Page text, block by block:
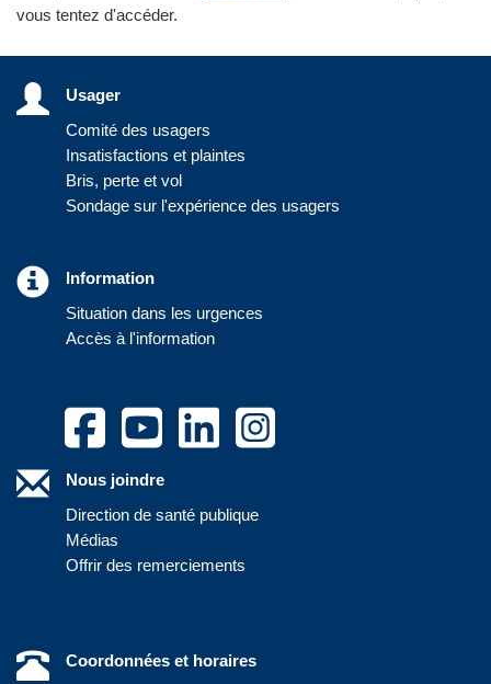
vous tentez d'accéder.
Usager
Comité des usagers
Insatisfactions et plaintes
Bris, perte et vol
Sondage sur l'expérience des usagers
Information
Situation dans les urgences
Accès à l'information
Nous joindre
Direction de santé publique
Médias
Offrir des remerciements
Coordonnées et horaires